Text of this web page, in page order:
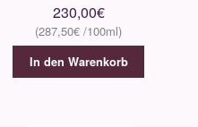
230,00€
287,50€
In den Warenkorb